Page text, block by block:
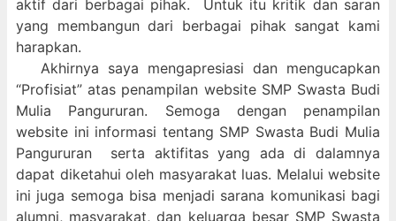
aktif dari berbagai pihak. Untuk itu kritik dan saran
yang membangun dari berbagai pihak sangat kami
harapkan.
Akhirnya saya mengapresiasi dan mengucapkan
“Profisiat” atas penampilan website SMP Swasta Budi
Mulia Pangururan. Semoga dengan penampilan
website ini informasi tentang SMP Swasta Budi Mulia
Pangururan serta aktifitas yang ada di dalamnya
dapat diketahui oleh masyarakat luas. Melalui website
ini juga semoga bisa menjadi sarana komunikasi bagi
alumni, masyarakat, dan keluarga besar SMP Swasta